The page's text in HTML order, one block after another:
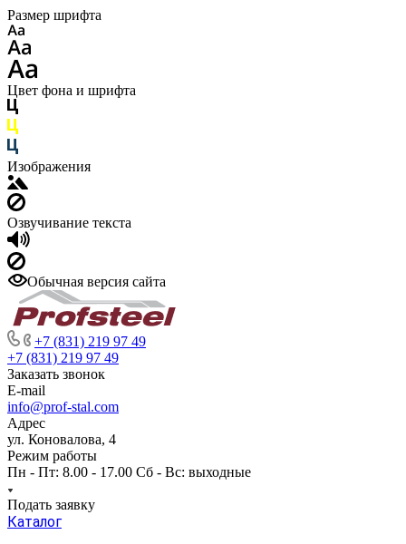
Размер шрифта
Цвет фона и шрифта
Изображения
Озвучивание текста
Обычная версия сайта
+7 (831) 219 97 49
+7 (831) 219 97 49
Заказать звонок
E-mail
info@prof-stal.com
Адрес
ул. Коновалова, 4
Режим работы
Пн - Пт: 8.00 - 17.00 Сб - Вс: выходные
Подать заявку
Каталог